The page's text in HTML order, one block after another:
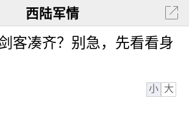
西陆军情
客凑齐？别急，先看看身
小 大